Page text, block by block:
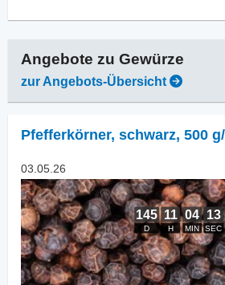
Angebote zu Gewürze
zur Angebots-Übersicht
Pfefferkörner, schwarz, 500
03.05.26